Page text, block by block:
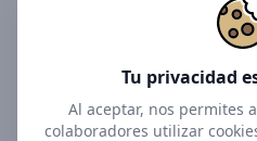
Tu privacidad
Al aceptar, nos permites
colaboradores utilizar
Inhibidores de la
serotonina y
Como la
actúan sobre dos